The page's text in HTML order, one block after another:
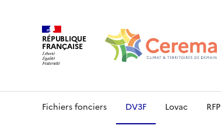
RÉPUBLIQUE
FRANÇAISE
Fichiers fonciers DV3F Lovac RFP